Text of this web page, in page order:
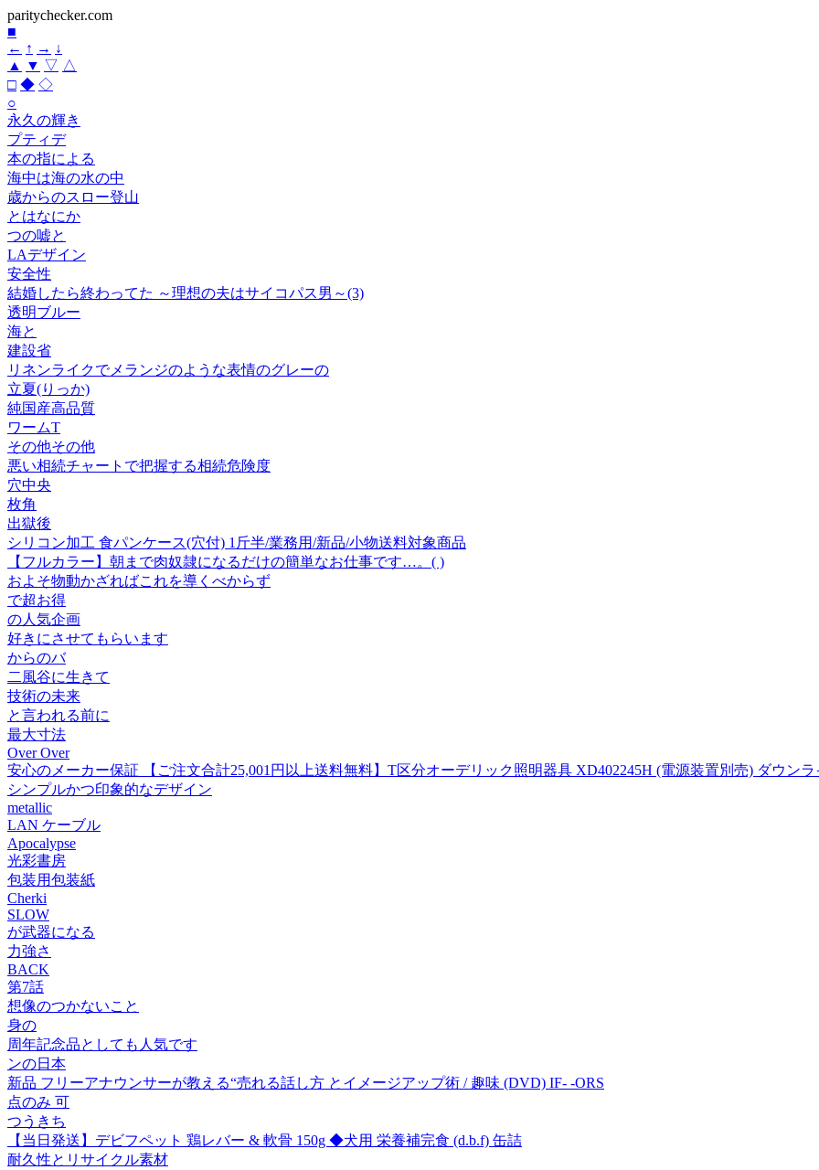
paritychecker.com
■
← ↑ → ↓
▲
▼ ▽ △
□ ◆ ◇
○
永久の輝き
プティデ
本の指による
海中は海の水の中
歳からのスロー登山
とはなにか
つの嘘と
LAデザイン
安全性
結婚したら終わってた ～理想の夫はサイコパス男～(3)
透明ブルー
海と
建設省
リネンライクでメランジのような表情のグレーの
立夏(りっか)
純国産高品質
ワームT
その他その他
悪い相続チャートで把握する相続危険度
穴中央
枚角
出獄後
シリコン加工 食パンケース(穴付) 1斤半/業務用/新品/小物送料対象商品
【フルカラー】朝まで肉奴隷になるだけの簡単なお仕事です…。( )
およそ物動かざればこれを導くべからず
で超お得
の人気企画
好きにさせてもらいます
からのバ
二風谷に生きて
技術の未来
と言われる前に
最大寸法
Over Over
安心のメーカー保証 【ご注文合計25,001円以上送料無料】T区分オーデリック照明器具 XD402245H (電源装置別売) ダウン
シンプルかつ印象的なデザイン
metallic
LAN ケーブル
Apocalypse
光彩書房
包装用包装紙
Cherki
SLOW
が武器になる
力強さ
BACK
第7話
想像のつかないこと
身の
周年記念品としても人気です
ンの日本
新品 フリーアナウンサーが教える“売れる話し方 とイメージアップ術 / 趣味 (DVD) IF- -ORS
点のみ 可
つうきち
【当日発送】デビフペット 鶏レバー & 軟骨 150g ◆犬用 栄養補完食 (d.b.f) 缶詰
耐久性とリサイクル素材